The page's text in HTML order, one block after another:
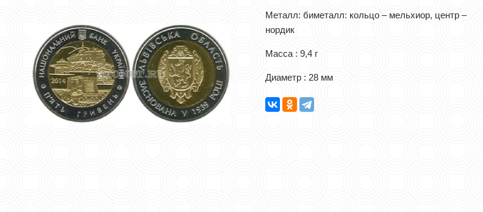
Металл: биметалл: кольцо – мельхиор, центр –
нордик
Масса : 9,4 г
Диаметр : 28 мм